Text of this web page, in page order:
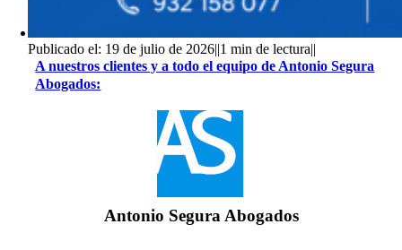
Publicado el: 19 de julio de 2026||1 min de lectura||
A nuestros clientes y a todo el equipo de Antonio Segura
Abogados:
Antonio Segura Abogados